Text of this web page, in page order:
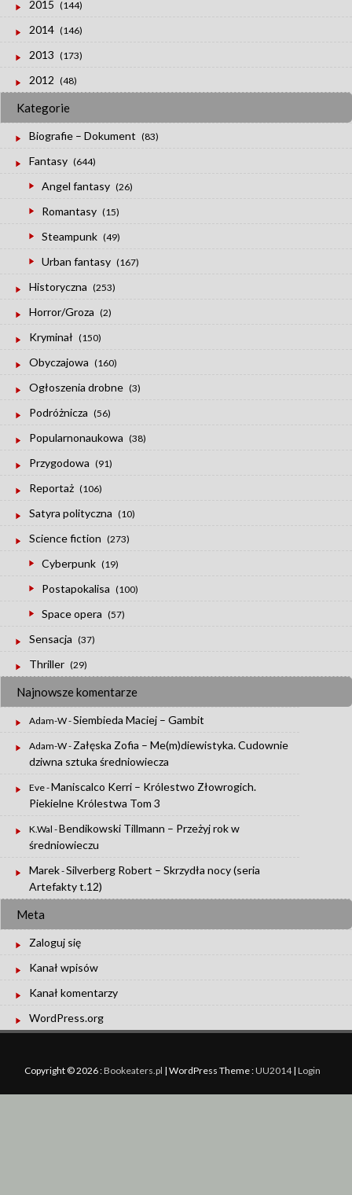
2015 (144)
2014 (146)
2013 (173)
2012 (48)
Kategorie
Biografie – Dokument (83)
Fantasy (644)
Angel fantasy (26)
Romantasy (15)
Steampunk (49)
Urban fantasy (167)
Historyczna (253)
Horror/Groza (2)
Kryminał (150)
Obyczajowa (160)
Ogłoszenia drobne (3)
Podróżnicza (56)
Popularnonaukowa (38)
Przygodowa (91)
Reportaż (106)
Satyra polityczna (10)
Science fiction (273)
Cyberpunk (19)
Postapokalisa (100)
Space opera (57)
Sensacja (37)
Thriller (29)
Najnowsze komentarze
Adam-W-Siembieda Maciej – Gambit
Adam-W- Załęska Zofia – Me(m)diewistyka. Cudownie
dziwna sztuka średniowiecza
Eve-Maniscalco Kerri – Królestwo Złowrogich.
Piekielne Królestwa Tom 3
K.Wal -Bendikowski Tillmann – Przeżyj rok w
średniowieczu
Marek-Silverberg Robert – Skrzydła nocy (seria
Artefakty t.12)
Meta
Zaloguj się
Kanał wpisów
Kanał komentarzy
WordPress.org
Copyright © 2026 :Bookeaters.pl | WordPress Theme :UU2014 | Login